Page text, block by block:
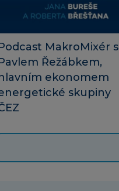
MakroMixér s
Řežábkem,
hlavním ekonomem
skupiny